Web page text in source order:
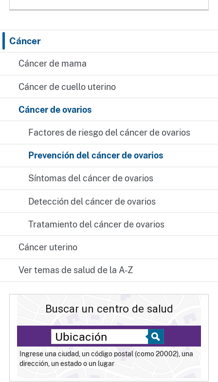
Cáncer
Cáncer de mama
Cáncer de cuello uterino
Cáncer de ovarios
Factores de riesgo del cáncer de ovarios
Prevención del cáncer de ovarios
Síntomas del cáncer de ovarios
Detección del cáncer de ovarios
Tratamiento del cáncer de ovarios
Cáncer uterino
Ver temas de salud de la A-Z
Buscar un centro de salud
Ingrese una ciudad, un código postal (como 20002), una
dirección, un estado o un lugar